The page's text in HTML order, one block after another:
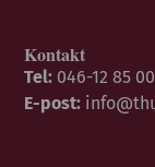
Kontakt
Tel: 046-12 85 00
E-post: